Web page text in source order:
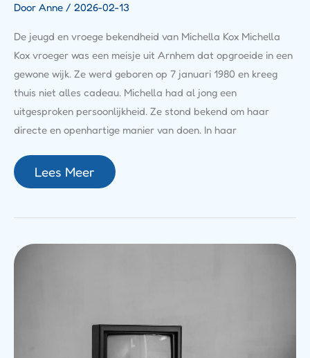
Door Anne / 2026-02-13
De jeugd en vroege bekendheid van Michella Kox Michella
Kox vroeger was een meisje uit Arnhem dat opgroeide in een
gewone wijk. Ze werd geboren op 7 januari 1980 en kreeg
thuis niet alles cadeau. Michella had al jong een
uitgesproken persoonlijkheid. Ze stond bekend om haar
directe en openhartige manier van doen. In haar
Lees Meer